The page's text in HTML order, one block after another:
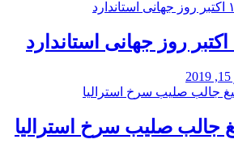
جالب صلیب سرخ استرالیا